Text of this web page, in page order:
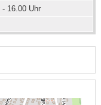
16.00 Uhr